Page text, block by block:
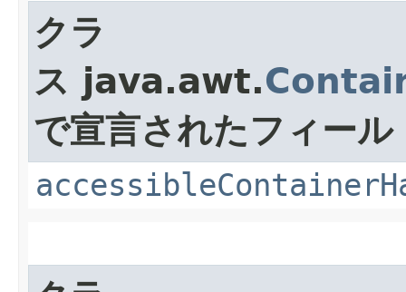
クラ
ス java.awt.
で宣言されたフィール